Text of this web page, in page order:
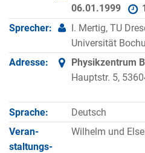
06.01.1999
Sprecher:
I. Mertig, TU
Universität
Adresse:
Physikzentrum
Hauptstr. 5,
Sprache:
Deutsch
Veran­
staltungs­
Wilhelm und